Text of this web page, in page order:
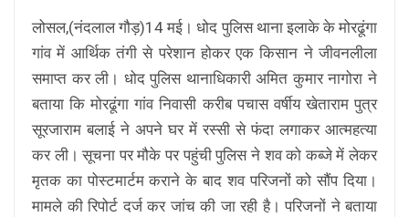
लोसल,(नंदलाल गौड़)14 मई। धोद पुलिस थाना इलाके के मोरढूंगा
गांव में आर्थिक तंगी से परेशान होकर एक किसान ने जीवनलीला
समाप्त कर ली। धोद पुलिस थानाधिकारी अमित कुमार नागोरा ने
बताया कि मोरढूंगा गांव निवासी करीब पचास वर्षीय खेताराम पुत्र
सूरजाराम बलाई ने अपने घर में रस्सी से फंदा लगाकर आत्महत्या
कर ली। सूचना पर मौके पर पहुंची पुलिस ने शव को कब्जे में लेकर
मृतक का पोस्टमार्टम कराने के बाद शव परिजनों को सौंप दिया।
मामले की रिपोर्ट दर्ज कर जांच की जा रही है। परिजनों ने बताया